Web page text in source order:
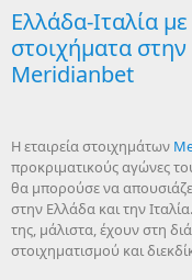
Ελλάδα-Ιταλία
στοιχήματα
Meridianbet
Η εταιρεία στοιχημάτων
προκριματικούς αγώνες
θα μπορούσε να
στην Ελλάδα και την
της, μάλιστα, έχουν στη
στοιχηματισμού και